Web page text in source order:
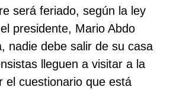
será feriado, según la ley
presidente, Mario Abdo
nadie debe salir de su casa
lleguen a visitar a la
el cuestionario que está